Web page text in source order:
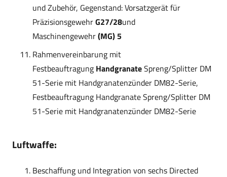
und Zubehör, Gegenstand: Vorsatzgerät für
PräzisionsgewehrG27/28und
Maschinengewehr(MG) 5
Rahmenvereinbarung mit
Festbeauftragung HandgranateSpreng/Splitter DM
51-Serie mit Handgranatenzünder DM82-Serie,
Festbeauftragung Handgranate Spreng/Splitter DM
51-Serie mit Handgranatenzünder DM82-Serie
Luftwaffe:
Beschaffung und Integration von sechs Directed